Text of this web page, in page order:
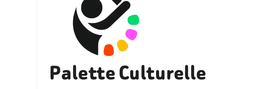
Palette Culturelle